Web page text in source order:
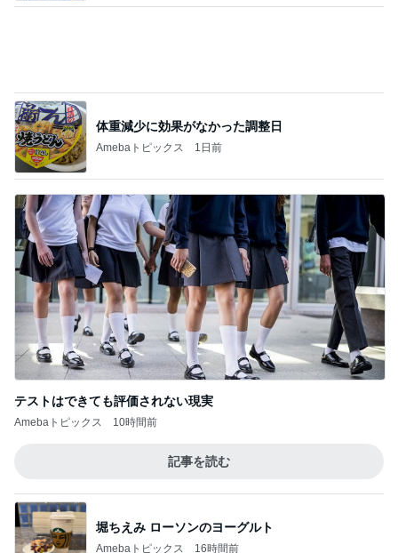
体重減少に効果がなかった調整日
Amebaトピックス 1日前
テストはできても評価されない現実
Amebaトピックス 10時間前
記事を読む
堀ちえみ ローソンのヨーグルト
Amebaトピックス 16時間前